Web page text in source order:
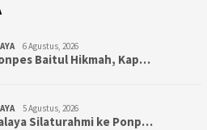
6 Agustus, 2026
Baitul Hikmah, Kap…
5 Agustus, 2026
Silaturahmi ke Ponp…